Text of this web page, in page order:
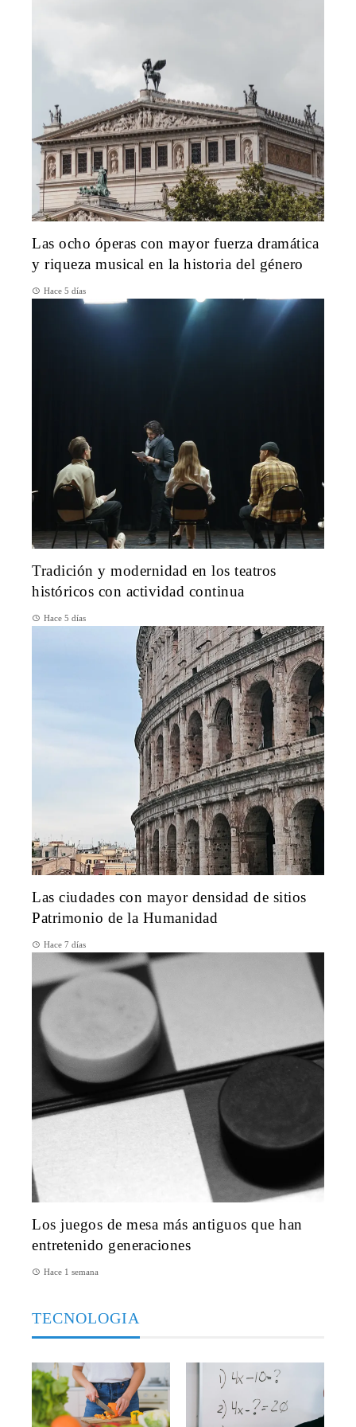
Las ocho óperas con mayor fuerza dramática
y riqueza musical en la historia del género
Hace 5 días
Tradición y modernidad en los teatros
históricos con actividad continua
Hace 5 días
Las ciudades con mayor densidad de sitios
Patrimonio de la Humanidad
Hace 7 días
Los juegos de mesa más antiguos que han
entretenido generaciones
Hace 1 semana
TECNOLOGIA